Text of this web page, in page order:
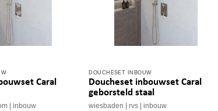
Caral
inbouw
DOUCHESET INBOUW
Doucheset inbouwset Caral
geborsteld staal
wiesbaden rvs inbouw
Dit
product
heeft